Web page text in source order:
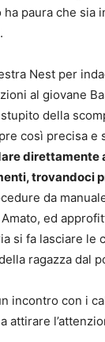
ha paura che sia
Nest per
al giovane
della
così precisa e
direttamente
trovandoci
da
ed
si fa lasciare le
ragazza dal
incontro con i
attirare